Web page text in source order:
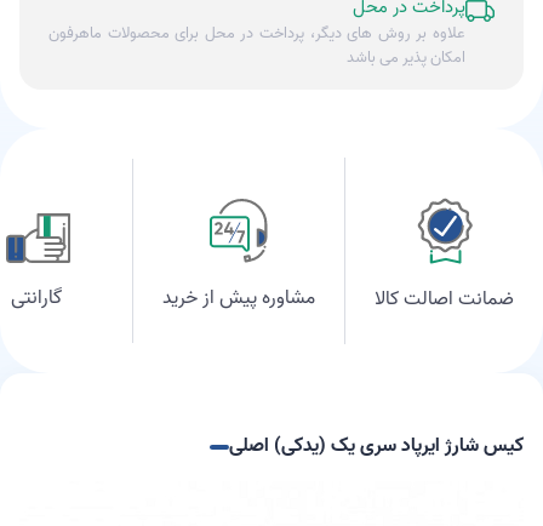
پرداخت در محل
علاوه بر روش های دیگر، پرداخت در محل برای محصولات ماهرفون
امکان پذیر می باشد
ضمانت اصالت کالا مشاوره پیش از خرید گارانتی
کیس شارژ ایرپاد سری یک (یدکی) اصلی